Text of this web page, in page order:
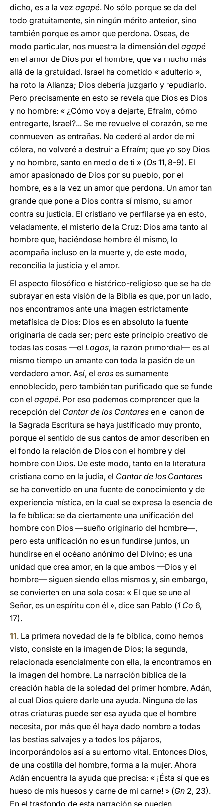
dicho, es a la vez agapé. No sólo porque se da del
todo gratuitamente, sin ningún mérito anterior, sino
también porque es amor que perdona. Oseas, de
modo particular, nos muestra la dimensión del agapé
en el amor de Dios por el hombre, que va mucho más
allá de la gratuidad. Israel ha cometido « adulterio »,
ha roto la Alianza; Dios debería juzgarlo y repudiarlo.
Pero precisamente en esto se revela que Dios es Dios
y no hombre: « ¿Cómo voy a dejarte, Efraím, cómo
entregarte, Israel?... Se me revuelve el corazón, se me
conmueven las entrañas. No cederé al ardor de mi
cólera, no volveré a destruir a Efraím; que yo soy Dios
y no hombre, santo en medio de ti » (Os 11, 8-9). El
amor apasionado de Dios por su pueblo, por el
hombre, es a la vez un amor que perdona. Un amor tan
grande que pone a Dios contra sí mismo, su amor
contra su justicia. El cristiano ve perfilarse ya en esto,
veladamente, el misterio de la Cruz: Dios ama tanto al
hombre que, haciéndose hombre él mismo, lo
acompaña incluso en la muerte y, de este modo,
reconcilia la justicia y el amor.
El aspecto filosófico e histórico-religioso que se ha de
subrayar en esta visión de la Biblia es que, por un lado,
nos encontramos ante una imagen estrictamente
metafísica de Dios: Dios es en absoluto la fuente
originaria de cada ser; pero este principio creativo de
todas las cosas —el Logos, la razón primordial— es al
mismo tiempo un amante con toda la pasión de un
verdadero amor. Así, el eros es sumamente
ennoblecido, pero también tan purificado que se funde
con el agapé. Por eso podemos comprender que la
recepción del Cantar de los Cantares en el canon de
la Sagrada Escritura se haya justificado muy pronto,
porque el sentido de sus cantos de amor describen en
el fondo la relación de Dios con el hombre y del
hombre con Dios. De este modo, tanto en la literatura
cristiana como en la judía, el Cantar de los Cantares
se ha convertido en una fuente de conocimiento y de
experiencia mística, en la cual se expresa la esencia de
la fe bíblica: se da ciertamente una unificación del
hombre con Dios —sueño originario del hombre—,
pero esta unificación no es un fundirse juntos, un
hundirse en el océano anónimo del Divino; es una
unidad que crea amor, en la que ambos —Dios y el
hombre— siguen siendo ellos mismos y, sin embargo,
se convierten en una sola cosa: « El que se une al
Señor, es un espíritu con él », dice san Pablo (1 Co 6,
17).
11. La primera novedad de la fe bíblica, como hemos
visto, consiste en la imagen de Dios; la segunda,
relacionada esencialmente con ella, la encontramos en
la imagen del hombre. La narración bíblica de la
creación habla de la soledad del primer hombre, Adán,
al cual Dios quiere darle una ayuda. Ninguna de las
otras criaturas puede ser esa ayuda que el hombre
necesita, por más que él haya dado nombre a todas
las bestias salvajes y a todos los pájaros,
incorporándolos así a su entorno vital. Entonces Dios,
de una costilla del hombre, forma a la mujer. Ahora
Adán encuentra la ayuda que precisa: « ¡Ésta sí que es
hueso de mis huesos y carne de mi carne! » (Gn 2, 23).
En el trasfondo de esta narración se pueden